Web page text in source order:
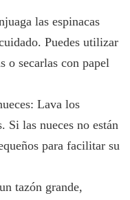
las espinacas
Puedes utilizar
o secarlas con papel
Lava los
Si las nueces no están
para facilitar su
tazón grande,